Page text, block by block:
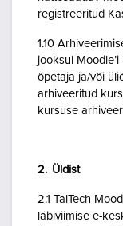
registreeritud
1.10
jooksul
õpetaja ja/või
arhiveeritud
kursuse
2. Üldist
2.1 TalTech
läbiviimise e-